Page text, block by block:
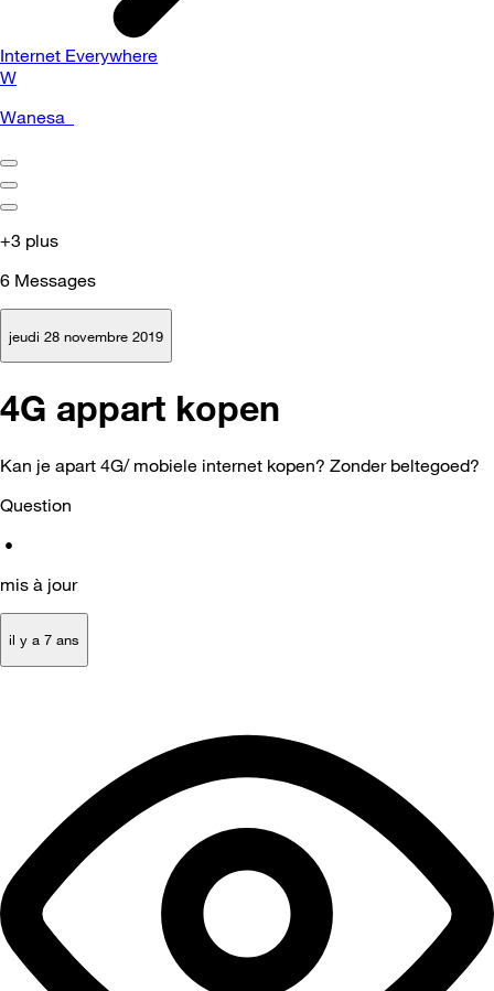
Internet Everywhere
W
Wanesa_
+3 plus
6 Messages
jeudi 28 novembre 2019
4G appart kopen
Kan je apart 4G/ mobiele internet kopen? Zonder beltegoed?
Question
•
mis à jour
il y a 7 ans